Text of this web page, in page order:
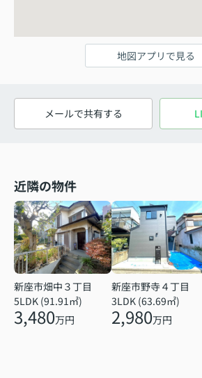
地図アプリで見る
メールで共有する
近隣の物件
新座市畑中３丁目
5LDK (91.91㎡)
3,480万円
新座市野寺４丁目
3LDK (63.69㎡)
2,980万円